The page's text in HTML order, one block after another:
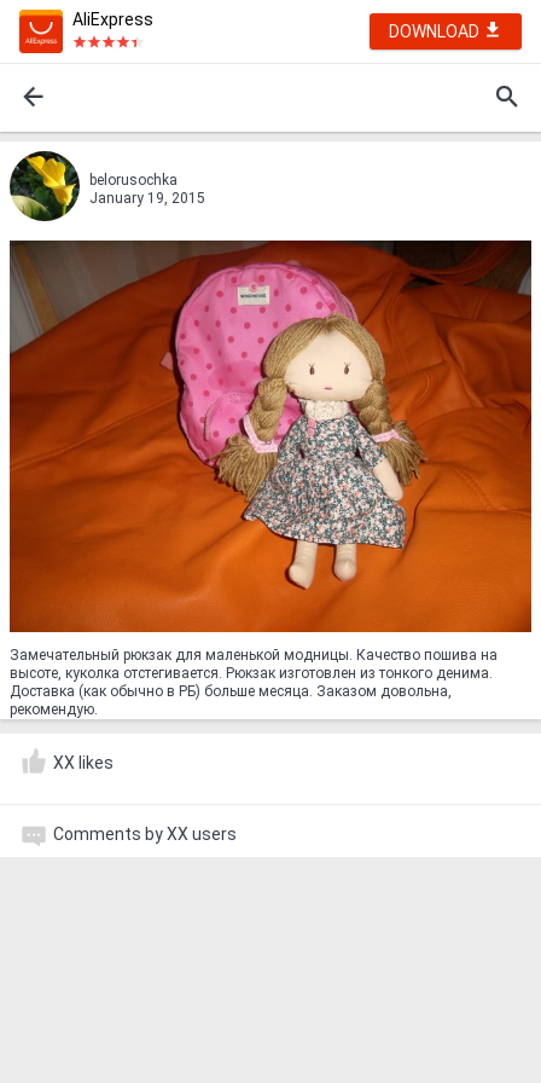
AliExpress
DOWNLOAD
belorusochka
January 19, 2015
Замечательный рюкзак для маленькой модницы. Качество пошива на
высоте, куколка отстегивается. Рюкзак изготовлен из тонкого денима.
Доставка (как обычно в РБ) больше месяца. Заказом довольна,
рекомендую.
XX likes
Comments by XX users